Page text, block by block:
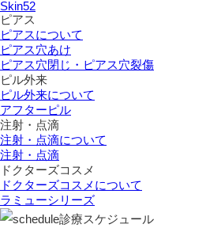
Skin52
ピアス
ピアスについて
ピアス穴あけ
ピアス穴閉じ・ピアス穴裂傷
ピル外来
ピル外来について
アフターピル
注射・点滴
注射・点滴について
注射・点滴
ドクターズコスメ
ドクターズコスメについて
ラミューシリーズ
診療スケジュール